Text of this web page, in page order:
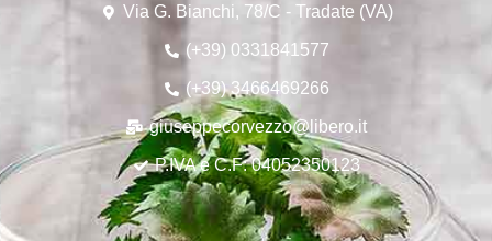
Via G. Bianchi, 78/C - Tradate (VA)
(+39) 0331841577
(+39) 3466469266
giuseppecorvezzo@libero.it
P.IVA e C.F: 04052350123